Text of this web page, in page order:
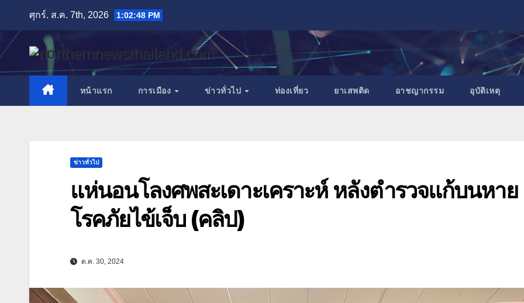
content
ศุกร์. ส.ค. 7th, 2026 1:02:50 PM
หน้าแรก การเมือง ข่าวทั่วไป ท่องเที่ยว ยาเสพติด อาชญากรรม อุบัติเหตุ
ข่าวทั่วไป
แห่นอนโลงศพสะเดาะเคราะห์ หลังตำรวจแก้บนหาย
โรคภัยไข้เจ็บ (คลิป)
ต.ค. 30, 2024